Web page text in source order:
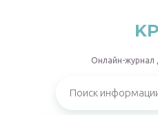
Онлайн-журнал